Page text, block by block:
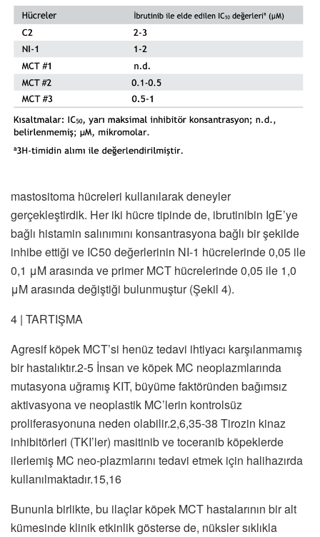
mastositoma hücreleri kullanılarak deneyler
gerçekleştirdik. Her iki hücre tipinde de, ibrutinibin IgE’ye
bağlı histamin salınımını konsantrasyona bağlı bir şekilde
inhibe ettiği ve IC50 değerlerinin NI-1 hücrelerinde 0,05 ile
0,1 μM arasında ve primer MCT hücrelerinde 0,05 ile 1,0
μM arasında değiştiği bulunmuştur (Şekil 4).
4 | TARTIŞMA
Agresif köpek MCT’si henüz tedavi ihtiyacı karşılanmamış
bir hastalıktır.2-5 İnsan ve köpek MC neoplazmlarında
mutasyona uğramış KIT, büyüme faktöründen bağımsız
aktivasyona ve neoplastik MC’lerin kontrolsüz
proliferasyonuna neden olabilir.2,6,35-38 Tirozin kinaz
inhibitörleri (TKI’ler) masitinib ve toceranib köpeklerde
ilerlemiş MC neo-plazmlarını tedavi etmek için halihazırda
kullanılmaktadır.15,16
Bununla birlikte, bu ilaçlar köpek MCT hastalarının bir alt
kümesinde klinik etkinlik gösterse de, nüksler sıklıkla